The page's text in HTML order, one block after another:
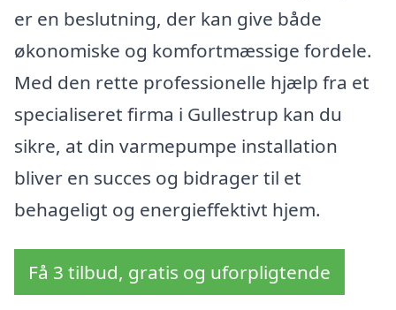
er en beslutning, der kan give både
økonomiske og komfortmæssige fordele.
Med den rette professionelle hjælp fra et
specialiseret firma i Gullestrup kan du
sikre, at din varmepumpe installation
bliver en succes og bidrager til et
behageligt og energieffektivt hjem.
Få 3 tilbud, gratis og uforpligtende